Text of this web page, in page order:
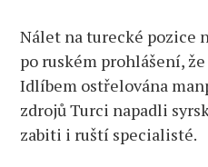
Nálet na turecké pozice
po ruském prohlášení,
Idlíbem ostřelována
zdrojů Turci napadli
zabiti i ruští specialisté.